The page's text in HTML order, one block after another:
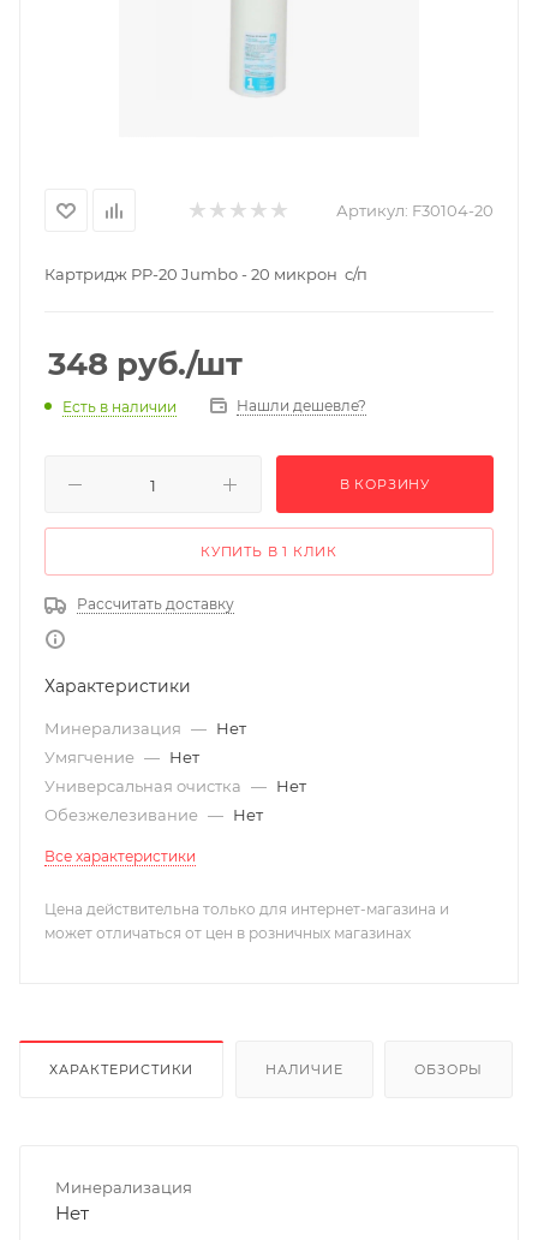
Артикул: F30104-20
Картридж PP-20 Jumbo - 20 микрон с/п
348 руб./шт
Есть в наличии Нашли дешевле?
В КОРЗИНУ
КУПИТЬ В 1 КЛИК
Рассчитать доставку
Характеристики
Минерализация — Нет
Умягчение — Нет
Универсальная очистка — Нет
Обезжелезивание — Нет
Все характеристики
Цена действительна только для интернет-магазина и
может отличаться от цен в розничных магазинах
ХАРАКТЕРИСТИКИ НАЛИЧИЕ ОБЗОРЫ
Минерализация
Нет